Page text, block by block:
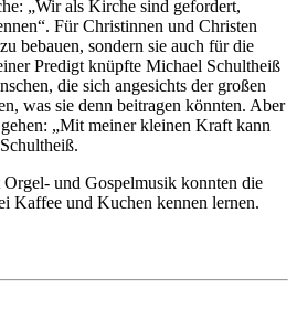
„Wir als Kirche sind gefordert,
Für Christinnen und Christen
bebauen, sondern sie auch für die
Predigt knüpfte Michael Schultheiß
die sich angesichts der großen
was sie denn beitragen könnten. Aber
„Mit meiner kleinen Kraft kann
und Gospelmusik konnten die
Kaffee und Kuchen kennen lernen.